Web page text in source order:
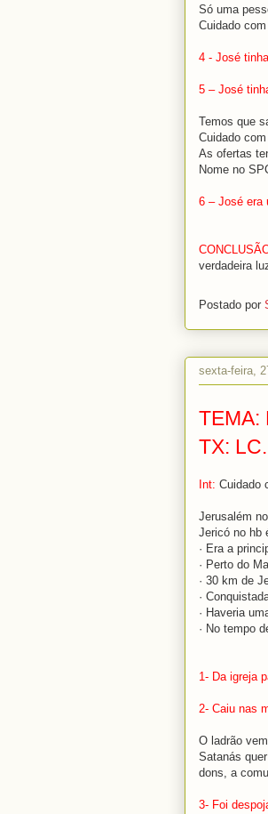
Só uma
Cuidado
4 - José
5 – José
Temos que
Cuidado
As ofertas
Nome no
6 – José era
verdadeira
Postado por
sexta-feira,
TEMA:
TX:
Int: Cuidado
Jerusalém
Jericó no hb
· Era a
· Perto do
· 30 km de
·
· Haveria
· No tempo
1- Da igreja
2- Caiu nas
O ladrão
Satanás
dons, a
3- Foi